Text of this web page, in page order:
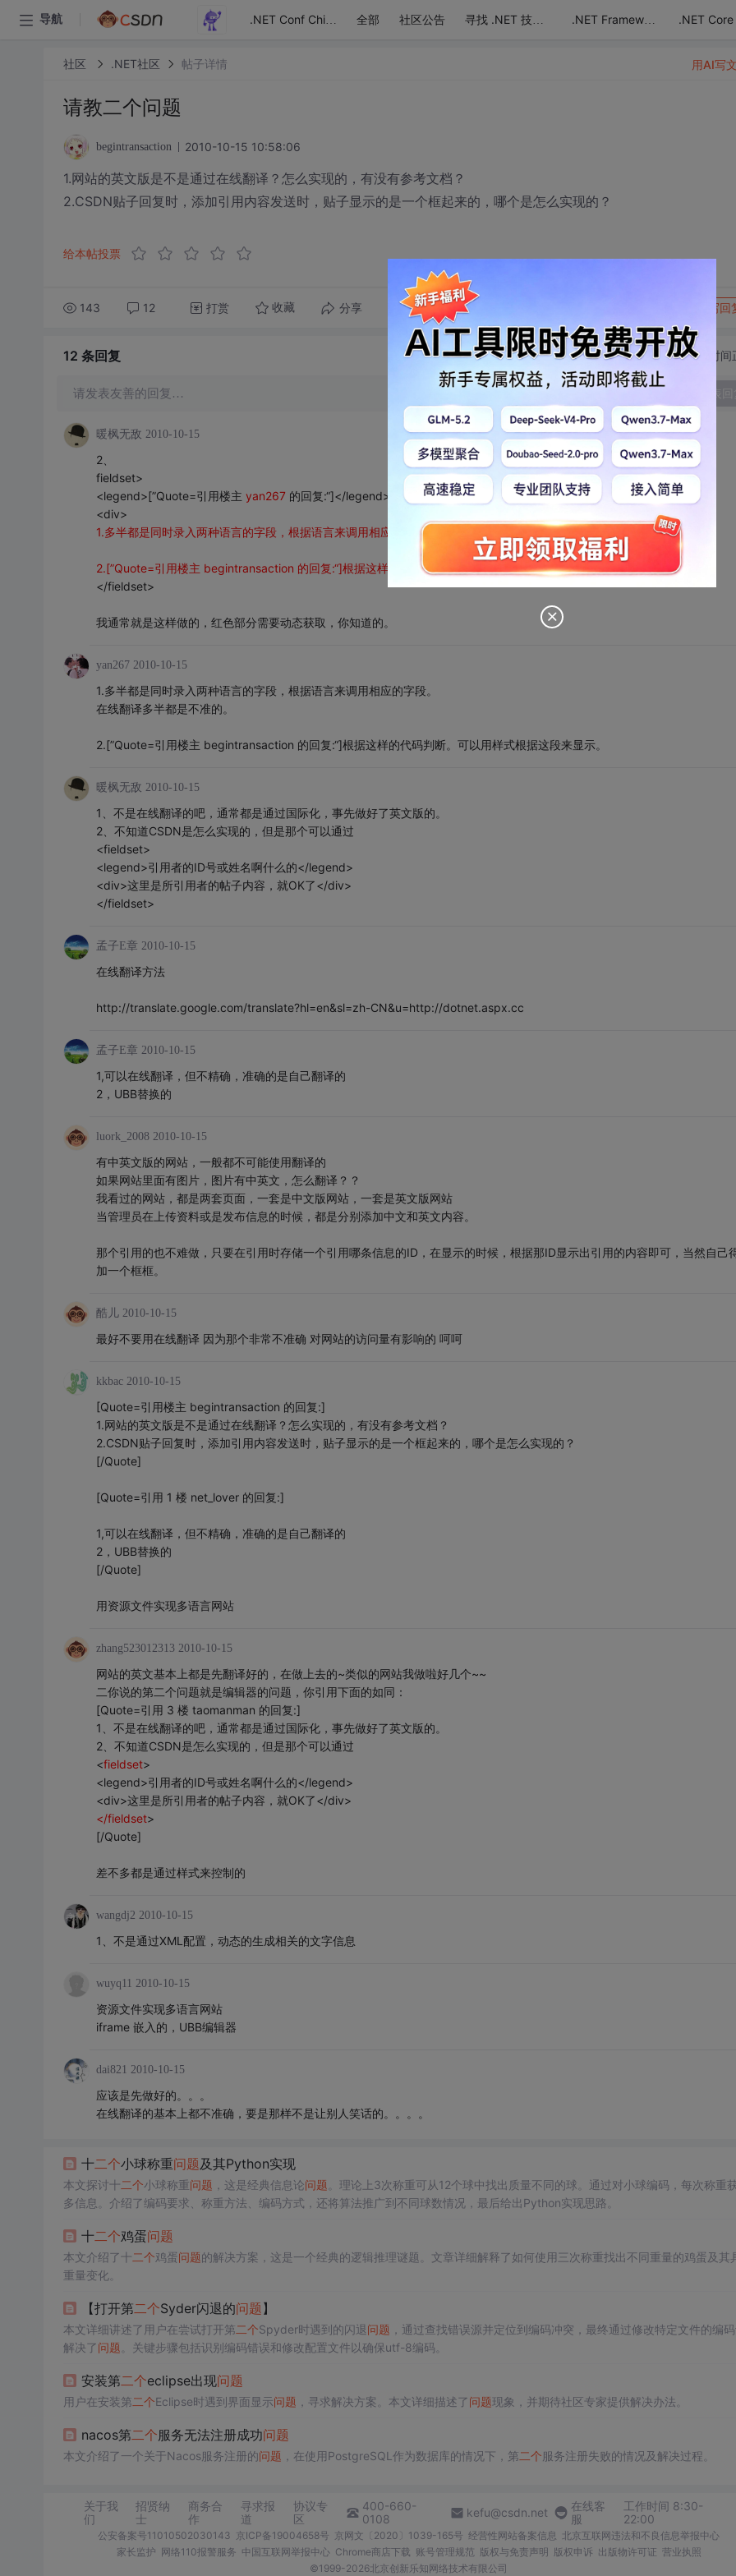
导航 .NET Conf China 全部 社区公告 寻找 .NET 技术达人 .NET Framework .NET Core
社区 .NET社区 帖子详情
请教二个问题
begintransaction 2010-10-15 10:58:06
1.网站的英文版是不是通过在线翻译？怎么实现的，有没有参考文档？
2.CSDN贴子回复时，添加引用内容发送时，贴子显示的是一个框起来的，哪个是怎么实现的？
给本帖投票
143 12 打赏 收藏 分享 转发到动态 写回
用AI写
12 条回复 切换为时间
请发表友善的回复…
暖枫无敌 2010-10-15
2、
fieldset>
<legend>[”Quote=引用楼主 yan267 的回复:“]</legend>
<div>
1.多半都是同时录入两种语言的字段，根据语言来调用相应的字段。在线翻译多半都是不准的。
2.[”Quote=引用楼主 begintransaction 的回复:“]根据这样的代码判断。可以用样式根据这段来显示。
</fieldset>
我通常就是这样做的，红色部分需要动态获取，你知道的。
yan267 2010-10-15
1.多半都是同时录入两种语言的字段，根据语言来调用相应的字段。
在线翻译多半都是不准的。
2.[”Quote=引用楼主 begintransaction 的回复:“]根据这样的代码判断。可以用样式根据这段来显示。
暖枫无敌 2010-10-15
1、不是在线翻译的吧，通常都是通过国际化，事先做好了英文版的。
2、不知道CSDN是怎么实现的，但是那个可以通过
<fieldset>
<legend>引用者的ID号或姓名啊什么的</legend>
<div>这里是所引用者的帖子内容，就OK了</div>
</fieldset>
孟子E章 2010-10-15
在线翻译方法
http://translate.google.com/translate?hl=en&sl=zh-CN&u=http://dotnet.aspx.cc
孟子E章 2010-10-15
1,可以在线翻译，但不精确，准确的是自己翻译的
2，UBB替换的
luork_2008 2010-10-15
有中英文版的网站，一般都不可能使用翻译的
如果网站里面有图片，图片有中英文，怎么翻译？？
我看过的网站，都是两套页面，一套是中文版网站，一套是英文版网站
当管理员在上传资料或是发布信息的时候，都是分别添加中文和英文内容。
那个引用的也不难做，只要在引用时存储一个引用哪条信息的ID，在显示的时候，根据那ID显示出引用的内容即可，当然自己
加一个框框。
酷儿 2010-10-15
最好不要用在线翻译 因为那个非常不准确 对网站的访问量有影响的 呵呵
kkbac 2010-10-15
[Quote=引用楼主 begintransaction 的回复:]
1.网站的英文版是不是通过在线翻译？怎么实现的，有没有参考文档？
2.CSDN贴子回复时，添加引用内容发送时，贴子显示的是一个框起来的，哪个是怎么实现的？
[/Quote]
[Quote=引用 1 楼 net_lover 的回复:]
1,可以在线翻译，但不精确，准确的是自己翻译的
2，UBB替换的
[/Quote]
用资源文件实现多语言网站
zhang523012313 2010-10-15
网站的英文基本上都是先翻译好的，在做上去的~类似的网站我做啦好几个~~
二你说的第二个问题就是编辑器的问题，你引用下面的如同：
[Quote=引用 3 楼 taomanman 的回复:]
1、不是在线翻译的吧，通常都是通过国际化，事先做好了英文版的。
2、不知道CSDN是怎么实现的，但是那个可以通过
<fieldset>
<legend>引用者的ID号或姓名啊什么的</legend>
<div>这里是所引用者的帖子内容，就OK了</div>
</fieldset>
[/Quote]
差不多都是通过样式来控制的
wangdj2 2010-10-15
1、不是通过XML配置，动态的生成相关的文字信息
wuyq11 2010-10-15
资源文件实现多语言网站
iframe 嵌入的，UBB编辑器
dai821 2010-10-15
应该是先做好的。。。
在线翻译的基本上都不准确，要是那样不是让别人笑话的。。。。
十二个小球称重问题及其Python实现
本文探讨十二个小球称重问题 ，这是经典信息论问题 。理论上3次称重可从12个球中找出质量不同的球。通过对小球编码，每次称重
多信息。介绍了编码要求、称重方法、编码方式，还将算法推广到不同球数情况，最后给出Python实现思路。
十二个鸡蛋问题
本文介绍了十二个鸡蛋问题的解决方案，这是一个经典的逻辑推理谜题。文章详细解释了如何使用三次称重找出不同重量的鸡蛋及其
重量变化。
【打开第二个Syder闪退的问题】
本文详细讲述了用户在尝试打开第二个Spyder时遇到的闪退问题 ，通过查找错误源并定位到编码冲突，最终通过修改特定文件的编
解决了问题 。关键步骤包括识别编码错误和修改配置文件以确保utf-8编码。
安装第二个eclipse出现问题
用户在安装第二个Eclipse时遇到界面显示问题 ，寻求解决方案。本文详细描述了问题现象，并期待社区专家提供解决办法。
nacos第二个服务无法注册成功问题
本文介绍了一个关于Nacos服务注册的问题 ，在使用PostgreSQL作为数据库的情况下，第二个服务注册失败的情况及解决过程。
关于我
们
招贤纳
士
商务合
作
寻求报
道
协议专
区
400-660-
0108
kefu@csdn.net
在线客
服
工作时间 8:30-
22:00
公安备案号11010502030143 京ICP备19004658号 京网文〔2020〕1039-165号 经营性网站备案信息 北京互联网违法和不良信息举报中心
家长监护 网络110报警服务 中国互联网举报中心 Chrome商店下载 账号管理规范 版权与免责声明 版权申诉 出版物许可证 营业执照
©1999-2026北京创新乐知网络技术有限公司